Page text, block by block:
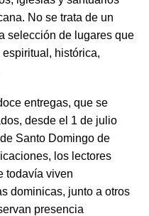
No se trata de un
selección de lugares que
histórica,
entregas, que se
desde el 1 de julio
Santo Domingo de
los lectores
todavía viven
dominicas, junto a otros
presencia